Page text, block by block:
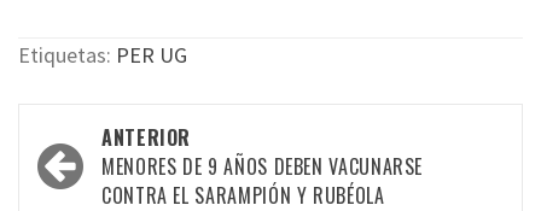
Etiquetas: PER UG
Navegación
por
ANTERIOR
MENORES DE 9 AÑOS DEBEN VACUNARSE
CONTRA EL SARAMPIÓN Y RUBÉOLA